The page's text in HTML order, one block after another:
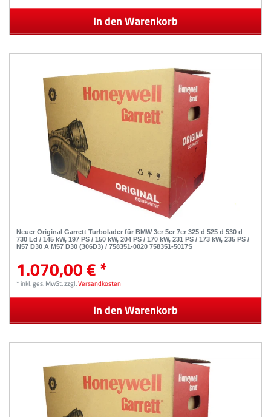
In den Warenkorb
Neuer Original Garrett Turbolader für BMW 3er 5er 7er 325 d 525 d 530 d
730 Ld / 145 kW, 197 PS / 150 kW, 204 PS / 170 kW, 231 PS / 173 kW, 235 PS /
N57 D30 A M57 D30 (306D3) / 758351-0020 758351-5017S
1.070,00 € *
*inkl. ges. MwSt.zzgl.Versandkosten
In den Warenkorb